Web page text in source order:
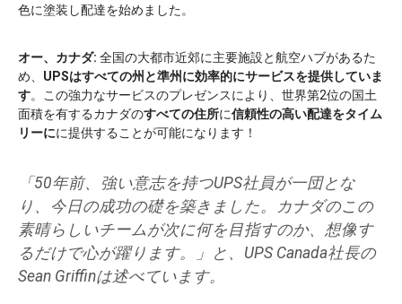
色に塗装し配達を始めました。
オー、カナダ: 全国の大都市近郊に主要施設と航空ハブがあるた
め、 UPSはすべての州と準州に効率的にサービスを提供していま
す。この強力なサービスのプレゼンスにより、 世界第2位の国土
面積を有するカナダのすべての住所に信頼性の高い配達をタイム
リーにに提供することが可能になります！
「50年前、強い意志を持つUPS社員が一団とな
り、今日の成功の礎を築きました。カナダのこの
素晴らしいチームが次に何を目指すのか、想像す
るだけで心が躍ります。」と、UPS Canada社長の
Sean Griffinは述べています。